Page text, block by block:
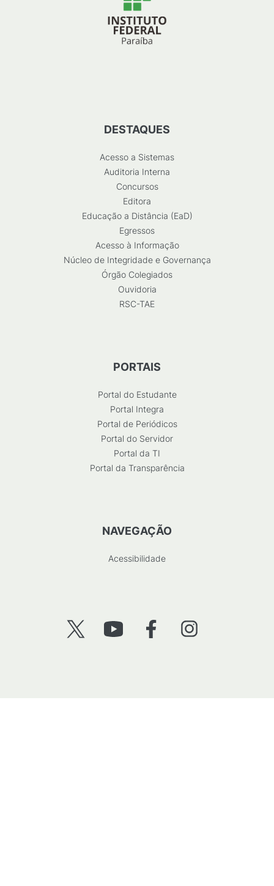
DESTAQUES
Acesso a Sistemas
Auditoria Interna
Concursos
Editora
Educação a Distância (EaD)
Egressos
Acesso à Informação
Núcleo de Integridade e Governança
Órgão Colegiados
Ouvidoria
RSC-TAE
PORTAIS
Portal do Estudante
Portal Integra
Portal de Periódicos
Portal do Servidor
Portal da TI
Portal da Transparência
NAVEGAÇÃO
Acessibilidade